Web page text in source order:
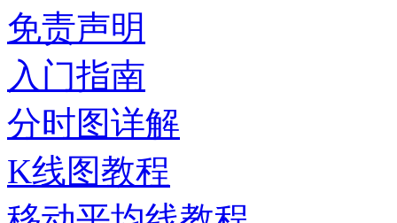
免责声明
入门指南
分时图详解
K线图教程